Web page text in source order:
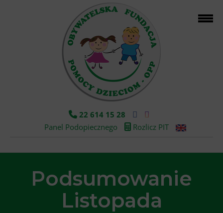
22 614 15 28
Panel Podopiecznego
Rozlicz PIT
Podsumowanie
Listopada